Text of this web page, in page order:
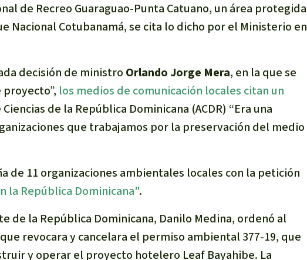
de Recreo Guaraguao-Punta Catuano, un área protegida
Nacional Cotubanamá, se cita lo dicho por el Ministerio en
decisión de ministro Orlando Jorge Mera, en la que se
los medios de comunicación locales citan un
de la República Dominicana (ACDR) “Era una
que trabajamos por la preservación del medio
de 11 organizaciones ambientales locales con la petición
la República Dominicana".
de la República Dominicana, Danilo Medina, ordenó al
revocara y cancelara el permiso ambiental 377-19, que
y operar el proyecto hotelero Leaf Bayahibe. La